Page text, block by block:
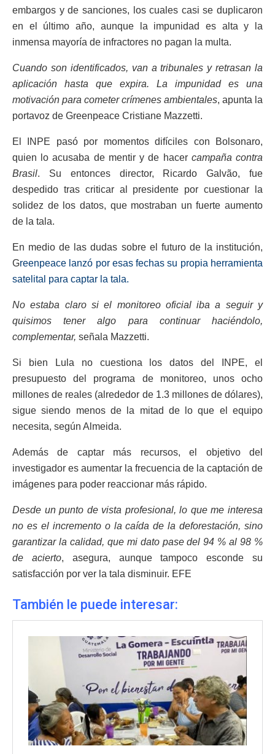
embargos y de sanciones, los cuales casi se duplicaron
en el último año, aunque la impunidad es alta y la
inmensa mayoría de infractores no pagan la multa.
Cuando son identificados, van a tribunales y retrasan la
aplicación hasta que expira. La impunidad es una
motivación para cometer crímenes ambientales, apunta la
portavoz de Greenpeace Cristiane Mazzetti.
El INPE pasó por momentos difíciles con Bolsonaro,
quien lo acusaba de mentir y de hacer campaña contra
Brasil. Su entonces director, Ricardo Galvão, fue
despedido tras criticar al presidente por cuestionar la
solidez de los datos, que mostraban un fuerte aumento
de la tala.
En medio de las dudas sobre el futuro de la institución,
Greenpeace lanzó por esas fechas su propia herramienta
satelital para captar la tala.
No estaba claro si el monitoreo oficial iba a seguir y
quisimos tener algo para continuar haciéndolo,
complementar, señala Mazzetti.
Si bien Lula no cuestiona los datos del INPE, el
presupuesto del programa de monitoreo, unos ocho
millones de reales (alrededor de 1.3 millones de dólares),
sigue siendo menos de la mitad de lo que el equipo
necesita, según Almeida.
Además de captar más recursos, el objetivo del
investigador es aumentar la frecuencia de la captación de
imágenes para poder reaccionar más rápido.
Desde un punto de vista profesional, lo que me interesa
no es el incremento o la caída de la deforestación, sino
garantizar la calidad, que mi dato pase del 94 % al 98 %
de acierto, asegura, aunque tampoco esconde su
satisfacción por ver la tala disminuir. EFE
También le puede interesar: